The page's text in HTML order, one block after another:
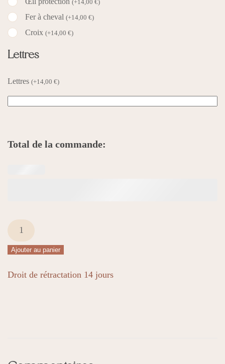
(+14,00 €)
Fer à cheval (+14,00 €)
Croix (+14,00 €)
Lettres
Lettres (+14,00 €)
Total de la commande:
quantité
Pendentifs
Lauviah
Ajouter au panier
Droit de rétractation 14 jours